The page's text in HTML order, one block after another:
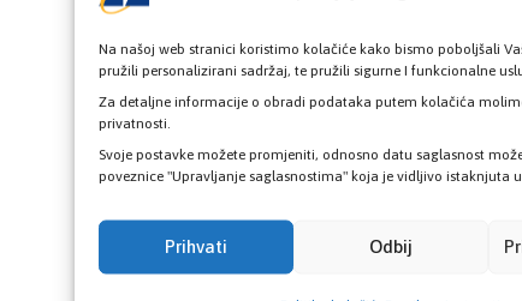
Na našoj web stranici koristimo kolačiće kako bismo poboljšali
pružili personalizirani sadržaj, te pružili sigurne I funkcionalne
Za detaljne informacije o obradi podataka putem kolačića
privatnosti.
Svoje postavke možete promjeniti, odnosno datu saglasnost
poveznice "Upravljanje saglasnostima" koja je vidljivo istaknjuta
Prihvati Odbij